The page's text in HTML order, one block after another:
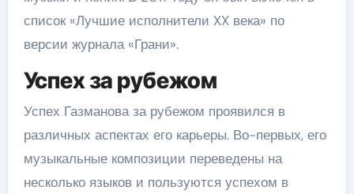
список «Лучшие исполнители XX века» по
версии журнала «Грани».
Успех за рубежом
Успех Газманова за рубежом проявился в
различных аспектах его карьеры. Во-первых, его
музыкальные композиции переведены на
несколько языков и пользуются успехом в